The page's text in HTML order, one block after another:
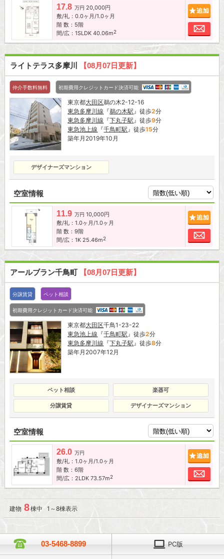
17.8 万円 20,000円
敷/礼：0.0ヶ月/1.0ヶ月
階 数：5階
間/広：1SLDK 40.06m2
お
ライトテラス多摩川 【08月07日更新】
仲介手数料無料 初期費用クレジットカード決済可能
東京都大田区鵜の木2-12-16
東急多摩川線 『鵜の木駅』徒歩2分
東急多摩川線 『下丸子駅』徒歩9分
東急池上線 『千鳥町駅』徒歩15分
築年月2019年10月
デザイナーズマンション
空室情報
11.9 万円 10,000円
敷/礼：1.0ヶ月/1.0ヶ月
階 数：9階
間/広：1K 25.46m2
お
アールブラン千鳥町 【08月07日更新】
分譲賃貸 ペット相談
初期費用クレジットカード決済可能
東京都大田区千鳥1-23-22
東急池上線 『千鳥町駅』徒歩2分
東急多摩川線 『下丸子駅』徒歩8分
築年月2007年12月
ペット相談 楽器可
分譲賃貸 デザイナーズマンション
空室情報
26.0 万円
敷/礼：1.0ヶ月/1.0ヶ月
階 数：6階
間/広：2LDK 73.57m2
お
建物 8棟中 1～8棟表示
03-5468-8899 PC版